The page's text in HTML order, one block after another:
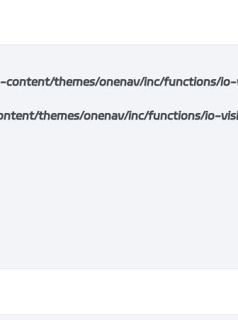
themes/onenav/inc/functions/
themes/onenav/inc/functions/io-